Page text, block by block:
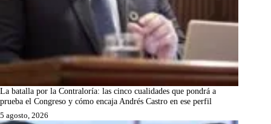
La batalla por la Contraloría: las cinco cualidades que pondrá a
prueba el Congreso y cómo encaja Andrés Castro en ese perfil
5 agosto, 2026